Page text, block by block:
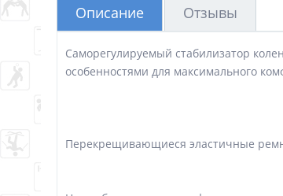
Описание Отзывы
Саморегулируемый стабилизатор
особенностями для максимального
Перекрещивающиеся эластичные